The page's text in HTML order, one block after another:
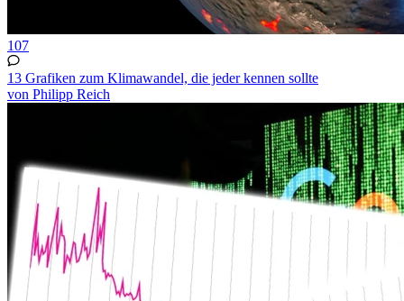
107
13 Grafiken zum Klimawandel, die jeder kennen sollte
von Philipp Reich